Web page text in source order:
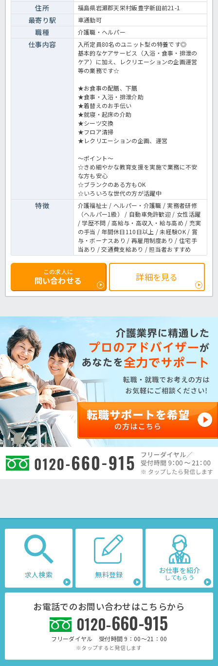
住所 福島県岩瀬郡天栄村飯豊字新田前21-1
最寄り駅 車通勤可
職種 介護職・ヘルパー
仕事内容
入所定員80名のユニット型の特養です◎
基本的なケアサービス（入浴・食事・排泄の
ケア）に加え、レクリエーションの企画運営
等の業務です☆
★お食事の配膳、下膳
★食事・入浴・排泄介助
★着替えのお手伝い
★就寝・起床の介助
★シーツ交換
★フロア清掃
★レクリエーションの企画、運営
～ポイント～
☆きめ細やかな教育支援を実施で業務に不安
な方も安心
☆ブランクのある方もOK
☆いろいろな世代の方が活躍中
特徴
介護福祉士 / ヘルパー・介護職 / 実務者研修
（ヘルパー1級） / 自動車免許歓迎 / 女性活躍
/ 学歴不問 / 高給与・高収入・給与高め / 充実
の手当 / 年間休日110日以上 / 未経験OK / 賞
与・ボーナスあり / 再雇用制度あり / 住宅手
当あり / 交通費支給あり / 担当者おすすめ
この求人に
問い合わせる 詳細を見る
求人検索 無料登録 お仕事を紹介
してもらう
お電話でのお問い合わせはこちらから
0120-660-915
フリーダイヤル 受付時間 9：00～21：00
※タップすると発信します